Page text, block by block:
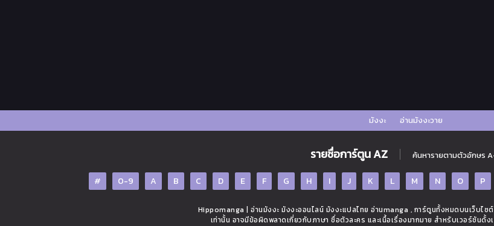
มังงะ อ่านมังงะวาย
รายชื่อการ์ตูน AZ ค้นหารายตามตัวอักษร
# 0-9 A B C D E F G H I J K L M N O P
Hippomanga | อ่านมังงะ มังงะออนไลน์ มังงะแปลไทย อ่านmanga , การ์ตูนทั้งหมดบนเว็บไ
เท่านั้น อาจมีข้อผิดพลาดเกี่ยวกับภาษา ชื่อตัวละคร และเนื้อเรื่องมากมาย สำหรับเวอร์ชันดั้